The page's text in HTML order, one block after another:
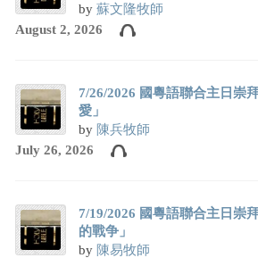
by蘇文隆牧師
August 2, 2026
7/26/2026 國粵語聯合主日崇
愛」
by 陳兵牧師
July 26, 2026
7/19/2026 國粵語聯合主日崇
的戰争」
by 陳易牧師